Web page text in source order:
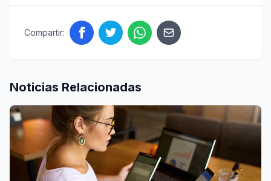
Compartir:
Noticias Relacionadas